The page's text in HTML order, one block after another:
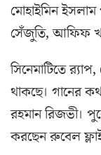
মোহাইমিন
সেঁজুতি, আফিফ
সিনেমাটিতে
থাকছে। গানের
রহমান রিজভী।
করছেন রুবেল